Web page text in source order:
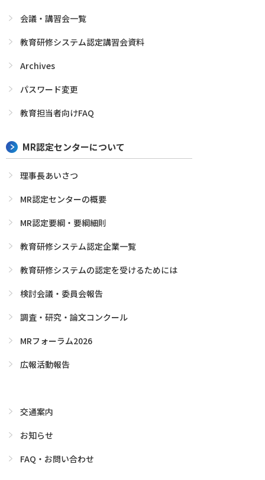
会議・講習会一覧
教育研修システム認定講習会資料
Archives
パスワード変更
教育担当者向けFAQ
MR認定センターについて
理事長あいさつ
MR認定センターの概要
MR認定要綱・要綱細則
教育研修システム認定企業一覧
教育研修システムの認定を受けるためには
検討会議・委員会報告
調査・研究・論文コンクール
MRフォーラム2026
広報活動報告
交通案内
お知らせ
FAQ・お問い合わせ